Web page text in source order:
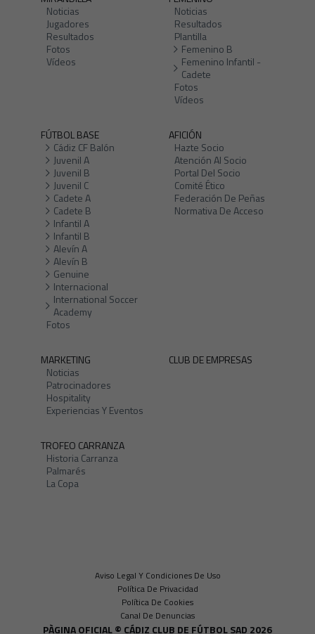
Noticias
Jugadores
Resultados
Fotos
Vídeos
Noticias
Resultados
Plantilla
Femenino B
Femenino Infantil -
Cadete
Fotos
Vídeos
FÚTBOL BASE
Cádiz CF Balón
Juvenil A
Juvenil B
Juvenil C
Cadete A
Cadete B
Infantil A
Infantil B
Alevín A
Alevín B
Genuine
Internacional
International Soccer
Academy
Fotos
AFICIÓN
Hazte Socio
Atención Al Socio
Portal Del Socio
Comité Ético
Federación De Peñas
Normativa De Acceso
MARKETING
Noticias
Patrocinadores
Hospitality
Experiencias Y Eventos
CLUB DE EMPRESAS
TROFEO CARRANZA
Historia Carranza
Palmarés
La Copa
Aviso Legal Y Condiciones De Uso
Política De Privacidad
Política De Cookies
Canal De Denuncias
PÀGINA OFICIAL © CÁDIZ CLUB DE FÚTBOL SAD 2026